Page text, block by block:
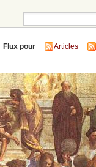
Flux pour Articles